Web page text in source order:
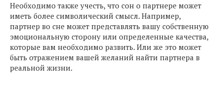
Необходимо также учесть, что сон о партнере может
иметь более символический смысл. Например,
партнер во сне может представлять вашу собственную
эмоциональную сторону или определенные качества,
которые вам необходимо развить. Или же это может
быть отражением вашей желаний найти партнера в
реальной жизни.